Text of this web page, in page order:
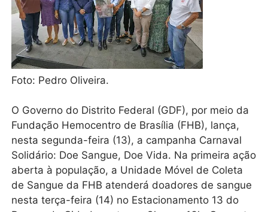
Foto: Pedro Oliveira.
O Governo do Distrito Federal (GDF), por meio da
Fundação Hemocentro de Brasília (FHB), lança,
nesta segunda-feira (13), a campanha Carnaval
Solidário: Doe Sangue, Doe Vida. Na primeira ação
aberta à população, a Unidade Móvel de Coleta
de Sangue da FHB atenderá doadores de sangue
nesta terça-feira (14) no Estacionamento 13 do